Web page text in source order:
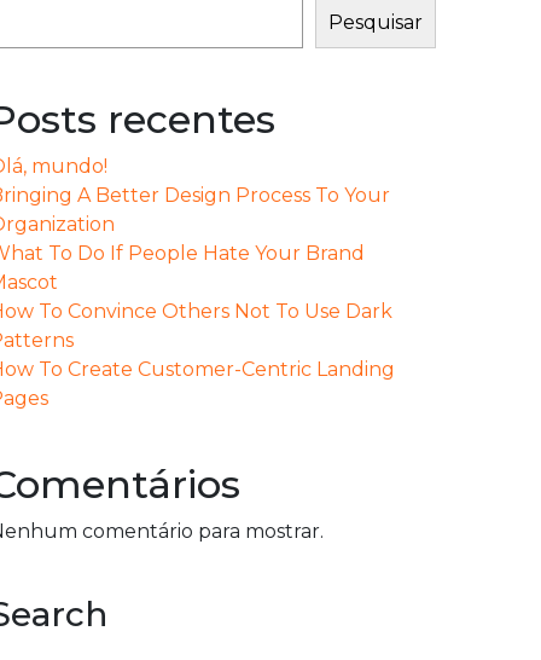
Pesquisar
recentes
mundo!
A Better Design Process To Your
To Do If People Hate Your Brand
To Convince Others Not To Use Dark
To Create Customer-Centric Landing
comentário para mostrar.